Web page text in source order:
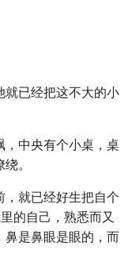
就已经把这不大的小
，中央有个小桌，桌
。
，就已经好生把自个
的自己，熟悉而又
鼻是鼻眼是眼的，而